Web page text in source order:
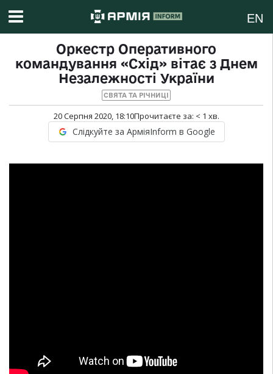
EN
Оркестр Оперативного
командування «Схід» вітає з Днем
Незалежності України
СВЯТА ТА РІЧНИЦІ
20 Серпня 2020, 18:10Прочитаєте за: < 1 хв.
Слідкуйте за АрміяInform в Google